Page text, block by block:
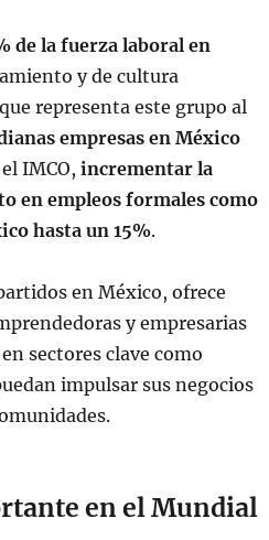
de la fuerza laboral en
y de cultura
representa este grupo al
empresas en México
el IMCO,incrementar la
en empleos formales como
hasta un 15%.
en México, ofrece
y empresarias
sectores clave como
impulsar sus negocios
en el Mundial